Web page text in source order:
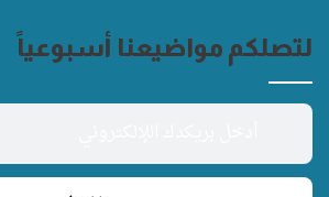
لتصلكم مواضيعنا أسبوعياً